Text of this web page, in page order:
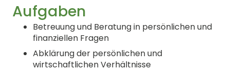
Aufgaben
Betreuung und Beratung in persönlichen und
finanziellen Fragen
Abklärung der persönlichen und
wirtschaftlichen Verhältnisse